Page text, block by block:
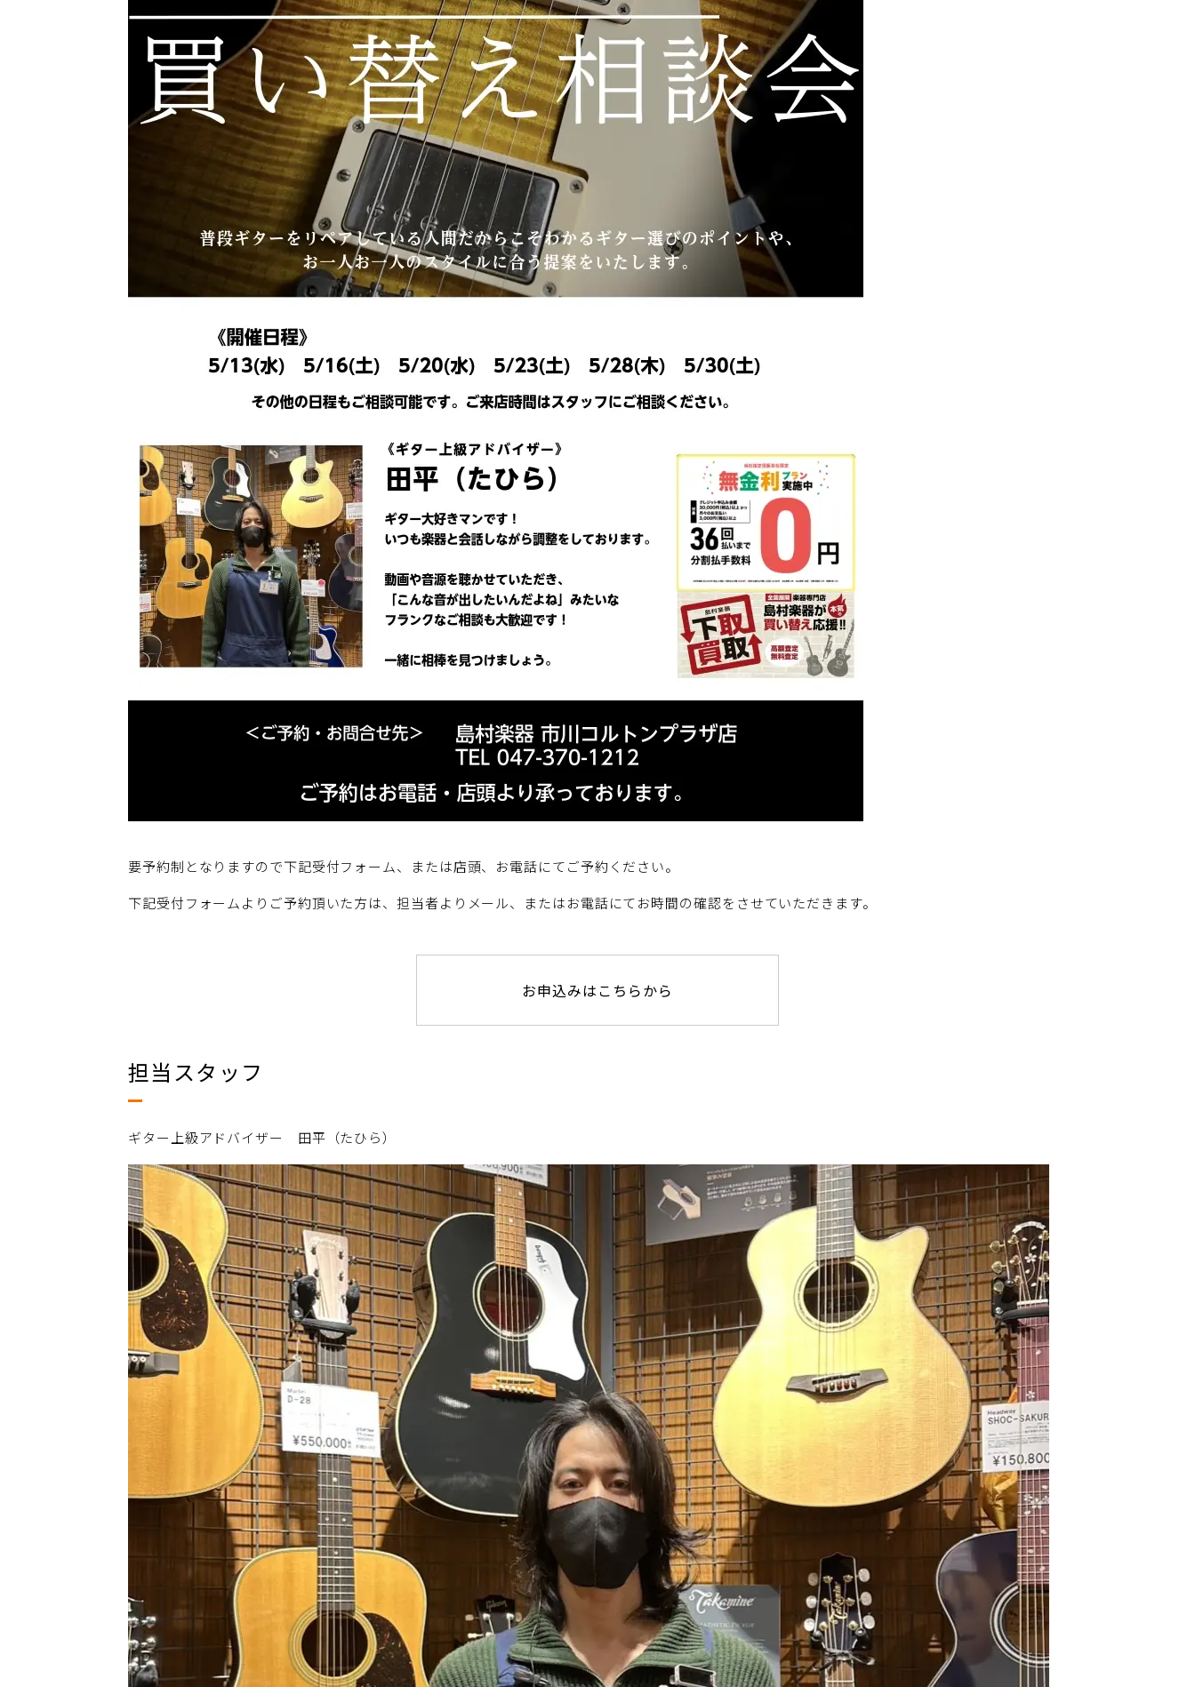
要予約制となりますので下記受付フォーム、または店頭、お電話にてご予約ください。
下記受付フォームよりご予約頂いた方は、担当者よりメール、またはお電話にてお時間の確認をさせていただきます。
お申込みはこちらから
担当スタッフ
ギター上級アドバイザー 田平（たひら）